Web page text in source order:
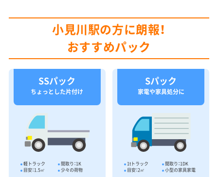
小見川駅の方に朗報！
おすすめパック
SSパック
ちょっとした片付け
軽トラック
間取り：1K
目安：1.5㎥
少々の荷物
Sパック
家電や家具処分に
1tトラック
間取り：1DK
目安：2㎥
小型の家具家電